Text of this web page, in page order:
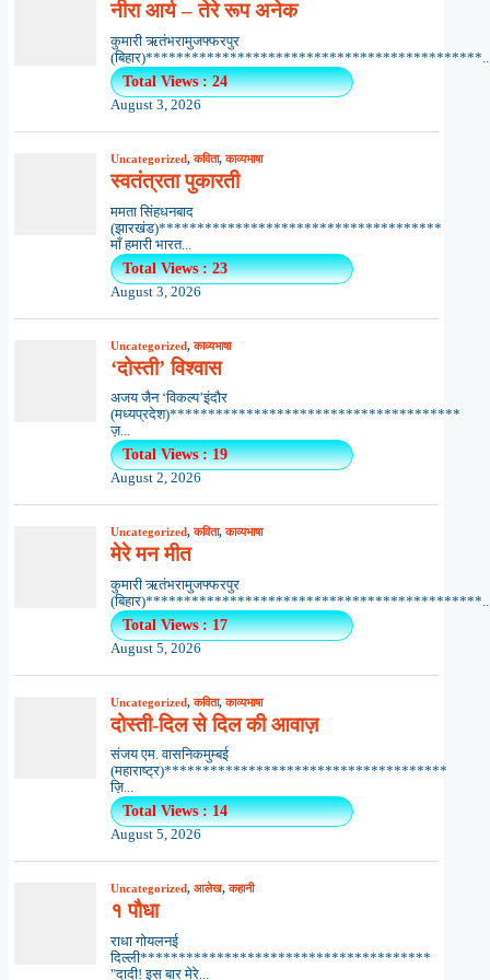
नीरा आर्य – तेरे रूप अनेक
कुमारी ऋतंभरामुजफ्फरपुर
Total Views : 24
August 3, 2026
Uncategorized,कविता,काव्यभाषा
स्वतंत्रता पुकारती
ममता सिंहधनबाद
(झारखंड)*************************************
माँ हमारी भारत...
Total Views : 23
August 3, 2026
Uncategorized,काव्यभाषा
‘दोस्ती’ विश्वास
अजय जैन ‘विकल्प’इंदौर
(मध्यप्रदेश)**************************************
ज़...
Total Views : 19
August 2, 2026
Uncategorized,कविता,काव्यभाषा
मेरे मन मीत
कुमारी ऋतंभरामुजफ्फरपुर
Total Views : 17
August 5, 2026
Uncategorized,कविता,काव्यभाषा
दोस्ती-दिल से दिल की आवाज़
संजय एम. वासनिकमुम्बई
(महाराष्ट्र)*************************************
ज़ि...
Total Views : 14
August 5, 2026
Uncategorized, आलेख,कहानी
१ पौधा
राधा गोयलनई
दिल्ली**************************************
"दादी! इस बार मेरे...